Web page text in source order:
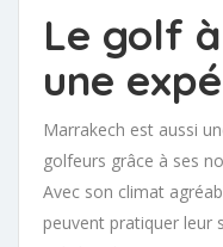
Le golf
une
Marrakech est aussi
golfeurs grâce à ses
Avec son climat
peuvent pratiquer